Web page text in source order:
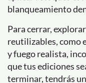
blanqueamiento
Para cerrar,
reutilizables, como
y fuego realista,
que tus ediciones
terminar, tendrás